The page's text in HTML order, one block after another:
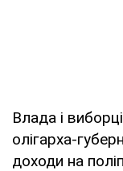
Влада і
олігарха-
доходи на